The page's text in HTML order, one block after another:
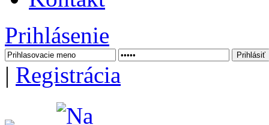
Prihlásenie
| Registrácia